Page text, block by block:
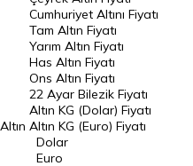
Endeksler
DÖVİZ
Döviz Kuru
Dolar Kuru
Euro Kuru
Altın
Cumhuriyet Altını Fiyatı
Tam Altın Fiyatı
Yarım Altın Fiyatı
Has Altın Fiyatı
Ons Altın Fiyatı
22 Ayar Bilezik Fiyatı
Altın KG (Dolar) Fiyatı
Altın KG (Euro) Fiyatı
Dolar
Euro